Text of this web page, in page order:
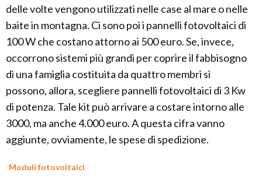
delle volte vengono utilizzati nelle case al mare o nelle
baite in montagna. Ci sono poi i pannelli fotovoltaici di
100 W che costano attorno ai 500 euro. Se, invece,
occorrono sistemi più grandi per coprire il fabbisogno
di una famiglia costituita da quattro membri si
possono, allora, scegliere pannelli fotovoltaici di 3 Kw
di potenza. Tale kit può arrivare a costare intorno alle
3000, ma anche 4.000 euro. A questa cifra vanno
aggiunte, ovviamente, le spese di spedizione.
Moduli fotovoltaici